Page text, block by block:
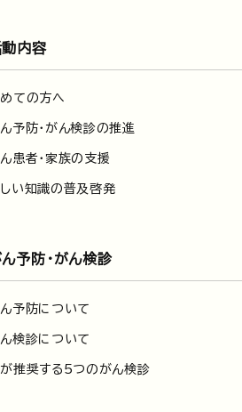
動内容
ての方へ
予防・がん検診の推進
患者・家族の支援
しい知識の普及啓発
予防・がん検診
予防について
検診について
が推奨する5つのがん検診